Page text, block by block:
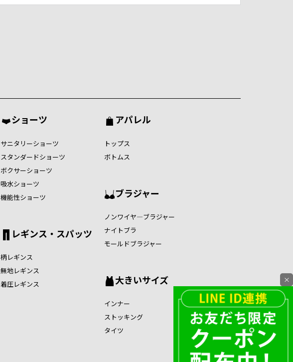
ショーツ
サニタリーショーツ
スタンダードショーツ
ボクサーショーツ
吸水ショーツ
機能性ショーツ
レギンス・スパッツ
柄レギンス
無地レギンス
着圧レギンス
アパレル
トップス
ボトムス
ブラジャー
ノンワイヤ―ブラジャー
ナイトブラ
モールドブラジャー
大きいサイズ
インナー
ストッキング
タイツ
×